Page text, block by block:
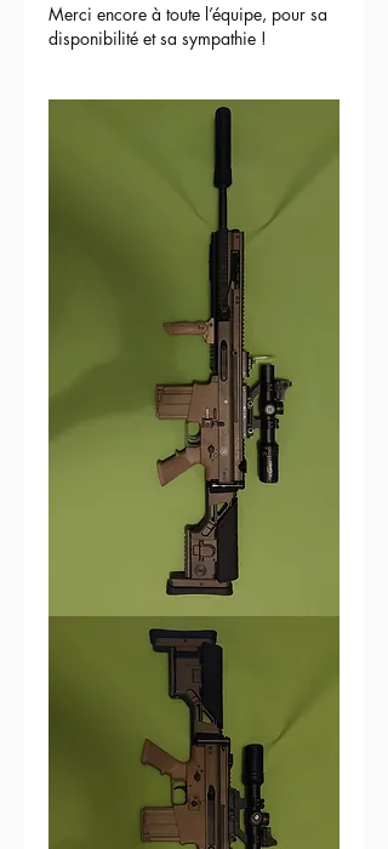
Merci encore à toute l’équipe, pour sa
disponibilité et sa sympathie !